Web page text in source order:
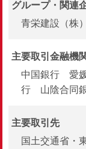
グループ・関連
青栄建設（株）
主要取引金融機
中国銀行 愛
行 山陰合同
主要取引先
国土交通省・